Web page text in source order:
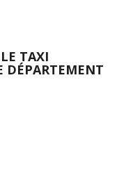
TAXI
DÉPARTEMENT